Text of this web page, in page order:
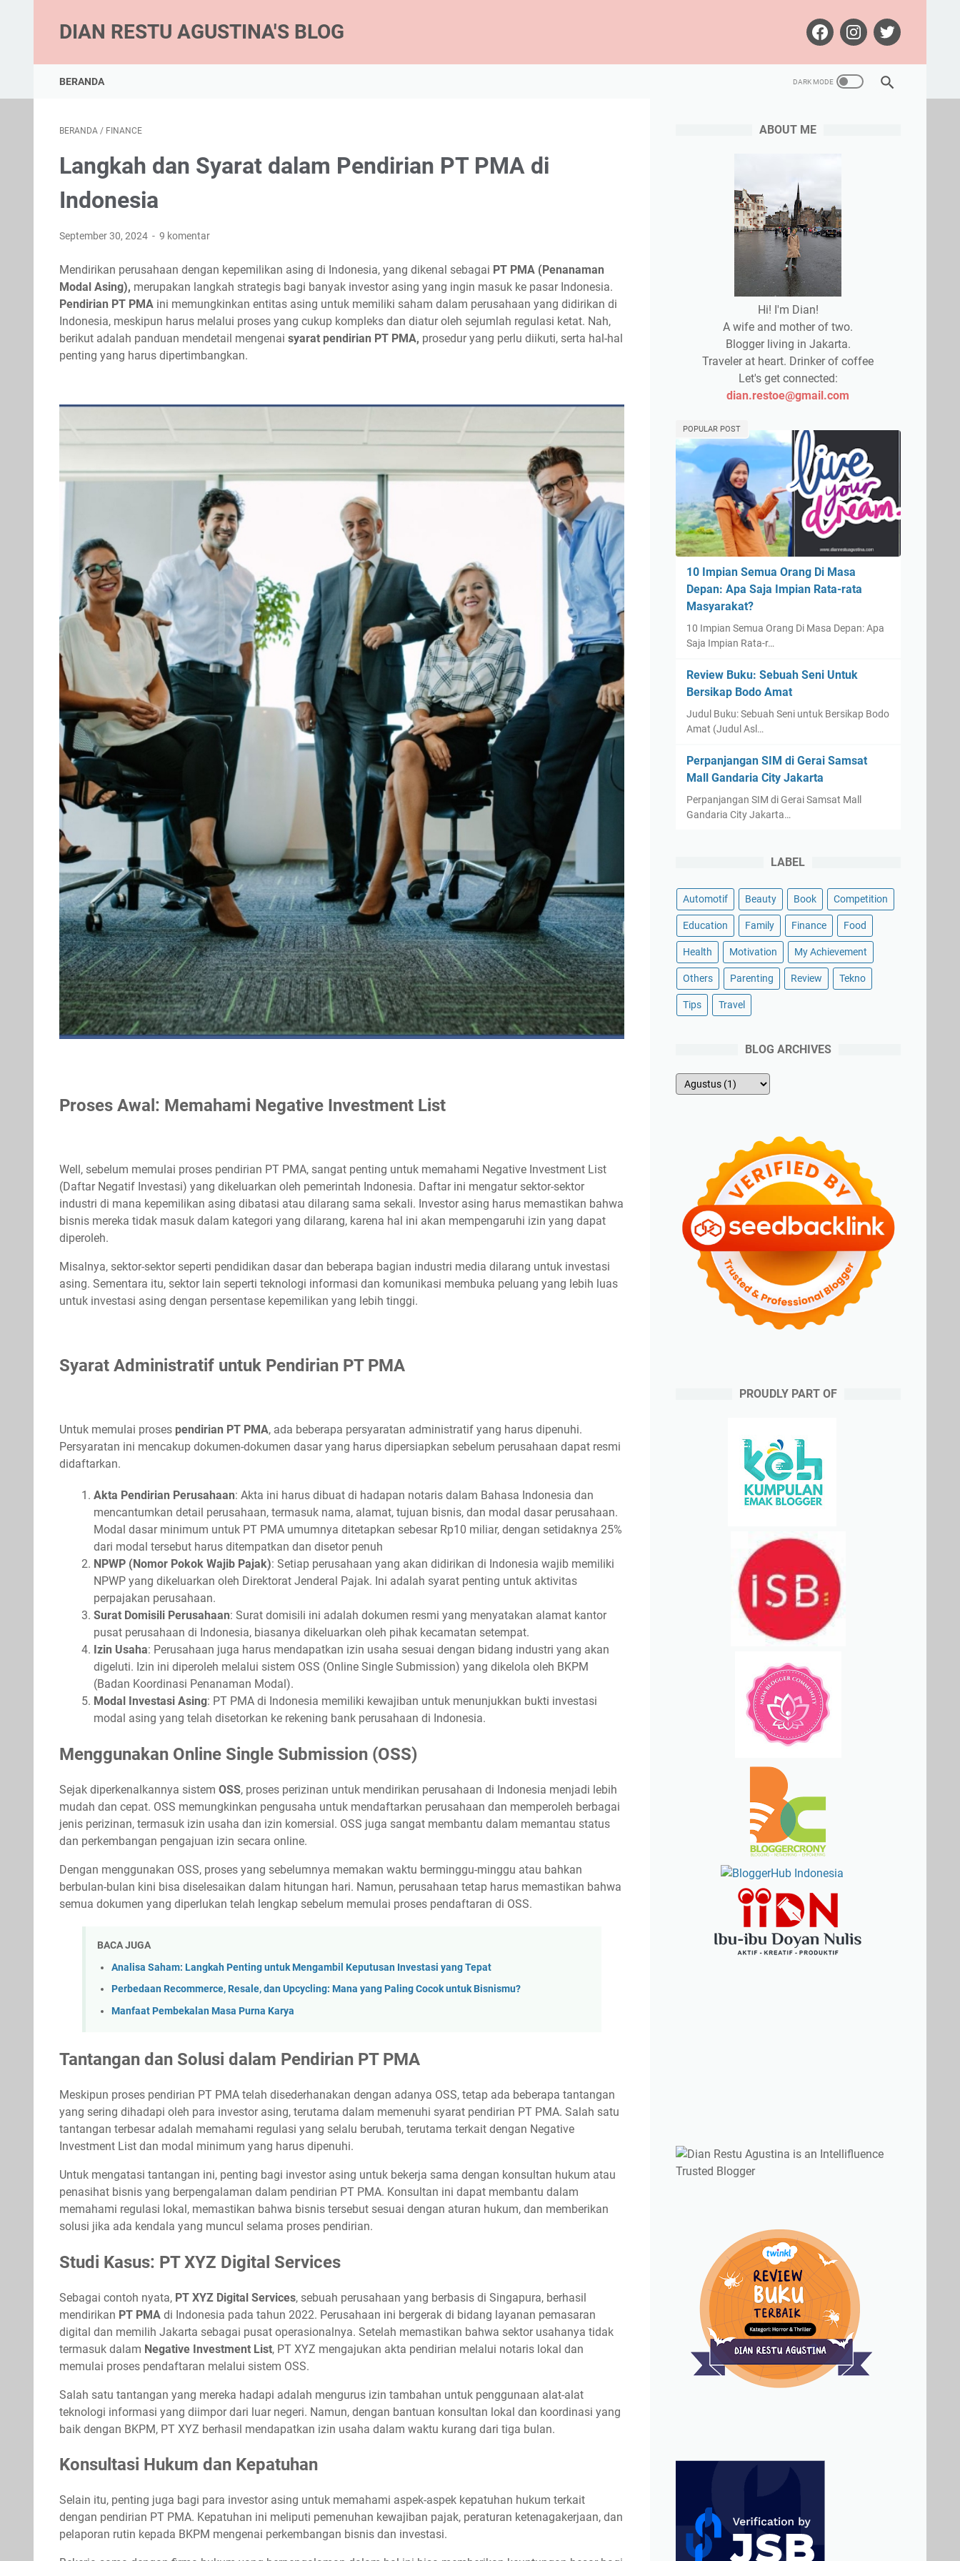
DIAN RESTU AGUSTINA'S BLOG
BERANDA
BERANDA / FINANCE
Langkah dan Syarat dalam Pendirian PT PMA di
Indonesia
September 30, 2024 9 komentar
Mendirikan perusahaan dengan kepemilikan asing di Indonesia, yang dikenal sebagai PT PMA (Penanaman
Modal Asing), merupakan langkah strategis bagi banyak investor asing yang ingin masuk ke pasar Indonesia.
Pendirian PT PMA ini memungkinkan entitas asing untuk memiliki saham dalam perusahaan yang didirikan di
Indonesia, meskipun harus melalui proses yang cukup kompleks dan diatur oleh sejumlah regulasi ketat. Nah,
berikut adalah panduan mendetail mengenai syarat pendirian PT PMA, prosedur yang perlu diikuti, serta hal-hal
penting yang harus dipertimbangkan.
Proses Awal: Memahami Negative Investment List
Well, sebelum memulai proses pendirian PT PMA, sangat penting untuk memahami Negative Investment List
(Daftar Negatif Investasi) yang dikeluarkan oleh pemerintah Indonesia. Daftar ini mengatur sektor-sektor
industri di mana kepemilikan asing dibatasi atau dilarang sama sekali. Investor asing harus memastikan bahwa
bisnis mereka tidak masuk dalam kategori yang dilarang, karena hal ini akan mempengaruhi izin yang dapat
diperoleh.
Misalnya, sektor-sektor seperti pendidikan dasar dan beberapa bagian industri media dilarang untuk investasi
asing. Sementara itu, sektor lain seperti teknologi informasi dan komunikasi membuka peluang yang lebih luas
untuk investasi asing dengan persentase kepemilikan yang lebih tinggi.
Syarat Administratif untuk Pendirian PT PMA
Untuk memulai proses pendirian PT PMA, ada beberapa persyaratan administratif yang harus dipenuhi.
Persyaratan ini mencakup dokumen-dokumen dasar yang harus dipersiapkan sebelum perusahaan dapat resmi
didaftarkan.
Akta Pendirian Perusahaan: Akta ini harus dibuat di hadapan notaris dalam Bahasa Indonesia dan
mencantumkan detail perusahaan, termasuk nama, alamat, tujuan bisnis, dan modal dasar perusahaan.
Modal dasar minimum untuk PT PMA umumnya ditetapkan sebesar Rp10 miliar, dengan setidaknya 25%
dari modal tersebut harus ditempatkan dan disetor penuh
NPWP (Nomor Pokok Wajib Pajak): Setiap perusahaan yang akan didirikan di Indonesia wajib memiliki
NPWP yang dikeluarkan oleh Direktorat Jenderal Pajak. Ini adalah syarat penting untuk aktivitas
perpajakan perusahaan.
Surat Domisili Perusahaan: Surat domisili ini adalah dokumen resmi yang menyatakan alamat kantor
pusat perusahaan di Indonesia, biasanya dikeluarkan oleh pihak kecamatan setempat.
Izin Usaha: Perusahaan juga harus mendapatkan izin usaha sesuai dengan bidang industri yang akan
digeluti. Izin ini diperoleh melalui sistem OSS (Online Single Submission) yang dikelola oleh BKPM
(Badan Koordinasi Penanaman Modal).
Modal Investasi Asing: PT PMA di Indonesia memiliki kewajiban untuk menunjukkan bukti investasi
modal asing yang telah disetorkan ke rekening bank perusahaan di Indonesia.
Menggunakan Online Single Submission (OSS)
Sejak diperkenalkannya sistem OSS, proses perizinan untuk mendirikan perusahaan di Indonesia menjadi lebih
mudah dan cepat. OSS memungkinkan pengusaha untuk mendaftarkan perusahaan dan memperoleh berbagai
jenis perizinan, termasuk izin usaha dan izin komersial. OSS juga sangat membantu dalam memantau status
dan perkembangan pengajuan izin secara online.
Dengan menggunakan OSS, proses yang sebelumnya memakan waktu berminggu-minggu atau bahkan
berbulan-bulan kini bisa diselesaikan dalam hitungan hari. Namun, perusahaan tetap harus memastikan bahwa
semua dokumen yang diperlukan telah lengkap sebelum memulai proses pendaftaran di OSS.
BACA JUGA
Analisa Saham: Langkah Penting untuk Mengambil Keputusan Investasi yang Tepat
Perbedaan Recommerce, Resale, dan Upcycling: Mana yang Paling Cocok untuk Bisnismu?
Manfaat Pembekalan Masa Purna Karya
Tantangan dan Solusi dalam Pendirian PT PMA
Meskipun proses pendirian PT PMA telah disederhanakan dengan adanya OSS, tetap ada beberapa tantangan
yang sering dihadapi oleh para investor asing, terutama dalam memenuhi syarat pendirian PT PMA. Salah satu
tantangan terbesar adalah memahami regulasi yang selalu berubah, terutama terkait dengan Negative
Investment List dan modal minimum yang harus dipenuhi.
Untuk mengatasi tantangan ini, penting bagi investor asing untuk bekerja sama dengan konsultan hukum atau
penasihat bisnis yang berpengalaman dalam pendirian PT PMA. Konsultan ini dapat membantu dalam
memahami regulasi lokal, memastikan bahwa bisnis tersebut sesuai dengan aturan hukum, dan memberikan
solusi jika ada kendala yang muncul selama proses pendirian.
Studi Kasus: PT XYZ Digital Services
Sebagai contoh nyata, PT XYZ Digital Services, sebuah perusahaan yang berbasis di Singapura, berhasil
mendirikan PT PMA di Indonesia pada tahun 2022. Perusahaan ini bergerak di bidang layanan pemasaran
digital dan memilih Jakarta sebagai pusat operasionalnya. Setelah memastikan bahwa sektor usahanya tidak
termasuk dalam Negative Investment List, PT XYZ mengajukan akta pendirian melalui notaris lokal dan
memulai proses pendaftaran melalui sistem OSS.
Salah satu tantangan yang mereka hadapi adalah mengurus izin tambahan untuk penggunaan alat-alat
teknologi informasi yang diimpor dari luar negeri. Namun, dengan bantuan konsultan lokal dan koordinasi yang
baik dengan BKPM, PT XYZ berhasil mendapatkan izin usaha dalam waktu kurang dari tiga bulan.
Konsultasi Hukum dan Kepatuhan
Selain itu, penting juga bagi para investor asing untuk memahami aspek-aspek kepatuhan hukum terkait
dengan pendirian PT PMA. Kepatuhan ini meliputi pemenuhan kewajiban pajak, peraturan ketenagakerjaan, dan
pelaporan rutin kepada BKPM mengenai perkembangan bisnis dan investasi.
ABOUT ME
Hi! I'm Dian!
A wife and mother of two.
Blogger living in Jakarta.
Traveler at heart. Drinker of coffee
Let's get connected:
dian.restoe@gmail.com
POPULAR POST
10 Impian Semua Orang Di Masa
Depan: Apa Saja Impian Rata-rata
Masyarakat?
10 Impian Semua Orang Di Masa Depan: Apa
Saja Impian Rata-r…
Review Buku: Sebuah Seni Untuk
Bersikap Bodo Amat
Judul Buku: Sebuah Seni untuk Bersikap Bodo
Amat (Judul Asl…
Perpanjangan SIM di Gerai Samsat
Mall Gandaria City Jakarta
Perpanjangan SIM di Gerai Samsat Mall
Gandaria City Jakarta…
LABEL
Automotif Beauty Book Competition
Education Family Finance Food
Health Motivation My Achievement
Others Parenting Review Tekno
Tips Travel
BLOG ARCHIVES
PROUDLY PART OF